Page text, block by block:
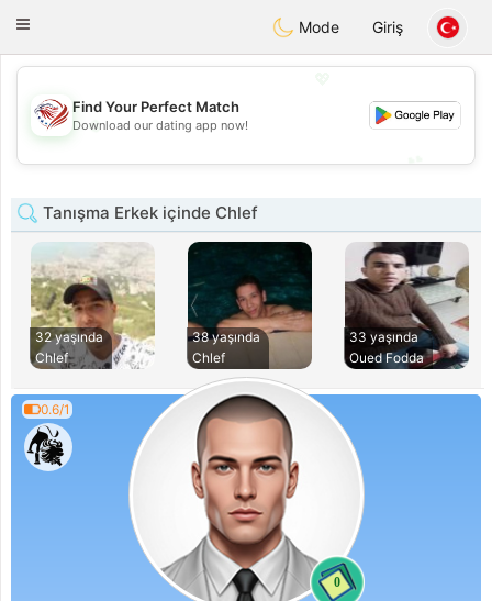
Dating
Toggle
Mode Giriş
💖
💕
Find Your Perfect Match
Download our dating app now!
Tanışma Erkek içinde Chlef
32 yaşında
Chlef
38 yaşında
Chlef
33 yaşında
Oued Fodda
0.6/1
0